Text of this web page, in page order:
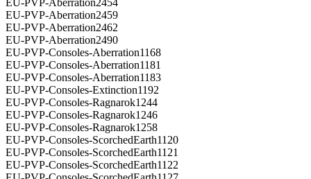
EU-PVP-Aberration2459
EU-PVP-Aberration2462
EU-PVP-Aberration2490
EU-PVP-Consoles-Aberration1168
EU-PVP-Consoles-Aberration1181
EU-PVP-Consoles-Aberration1183
EU-PVP-Consoles-Extinction1192
EU-PVP-Consoles-Ragnarok1244
EU-PVP-Consoles-Ragnarok1246
EU-PVP-Consoles-Ragnarok1258
EU-PVP-Consoles-ScorchedEarth1120
EU-PVP-Consoles-ScorchedEarth1121
EU-PVP-Consoles-ScorchedEarth1122